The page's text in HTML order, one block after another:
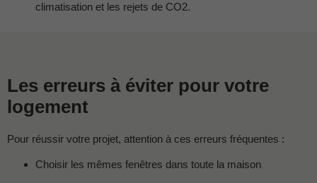
climatisation et les rejets de CO2.
Les erreurs à éviter pour votre
logement
Pour réussir votre projet, attention à ces erreurs fréquentes :
Choisir les mêmes fenêtres dans toute la maison